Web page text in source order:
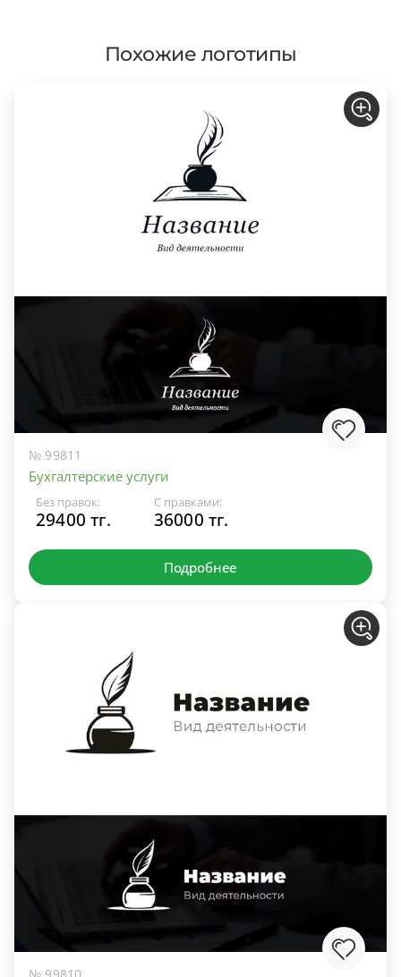
Похожие логотипы
№ 99811
Бухгалтерские услуги
Без правок:
29400 тг.
С правками:
36000 тг.
Подробнее